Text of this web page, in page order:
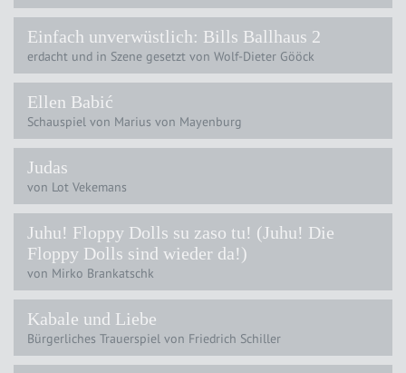
Einfach unverwüstlich: Bills Ballhaus 2
erdacht und in Szene gesetzt von Wolf-Dieter Gööck
Ellen Babić
Schauspiel von Marius von Mayenburg
Judas
von Lot Vekemans
Juhu! Floppy Dolls su zaso tu! (Juhu! Die
Floppy Dolls sind wieder da!)
von Mirko Brankatschk
Kabale und Liebe
Bürgerliches Trauerspiel von Friedrich Schiller